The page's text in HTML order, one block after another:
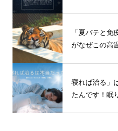
「夏バテと免
がなぜこの高
寝れば治る」
たんです！眠